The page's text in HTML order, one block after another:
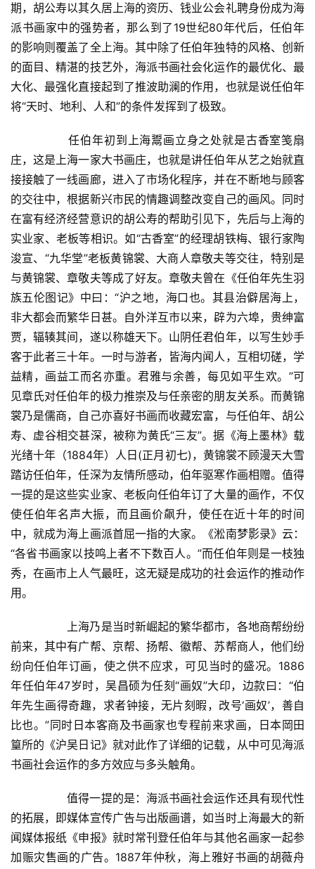
首
页
艺
坛
快
书
法
征
稿
学
术
研
究
法
书
欣
赏
砚
边
夜
话
美
术
图
库
寫
錯
用
錯
的
繁
體
字
例
期，胡公寿以其久居上海的资历、钱业公会礼聘身份成为海
派书画家中的强势者，那么到了19世纪80年代后，任伯年
的影响则覆盖了全上海。其中除了任伯年独特的风格、创新
的面目、精湛的技艺外，海派书画社会化运作的最优化、最
大化、最强化直接起到了推波助澜的作用，也就是说任伯年
将“天时、地利、人和”的条件发挥到了极致。
庄，这是上海一家大书画庄，也就是讲任伯年从艺之始就直
接接触了一线画廊，进入了市场化程序，并在不断地与顾客
的交往中，根据新兴市民的情趣调整改变自己的画风。同时
在富有经济经营意识的胡公寿的帮助引见下，先后与上海的
实业家、老板等相识。如“古香室”的经理胡铁梅、银行家陶
浚宣、“九华堂”老板黄锦裳、大商人章敬夫等交往，特别是
与黄锦裳、章敬夫等成了好友。章敬夫曾在《任伯年先生羽
族五伦图记》中曰：“沪之地，海口也。其县治僻居海上，
非大都会而繁华日甚。自外洋互市以来，辟为六埠，贵绅富
贾，辐辏其间，遂以称雄天下。山阴任君伯年，以写生妙手
客于此者三十年。一时与游者，皆海内闻人，互相切磋，学
益精，画益工而名亦重。君雅与余善，每见如平生欢。”可
见章氏对任伯年的极力推崇及与任亲密的朋友关系。而黄锦
裳乃是儒商，自己亦喜好书画而收藏宏富，与任伯年、胡公
寿、虚谷相交甚深，被称为黄氏“三友”。据《海上墨林》载
光绪十年（1884年）人日(正月初七)，黄锦裳不顾漫天大雪
踏访任伯年，任深为友情所感动，伯年驱寒作画相赠。值得
一提的是这些实业家、老板向任伯年订了大量的画作，不仅
使任伯年名声大振，而且画价飙升，使任在近十年的时间
中，就成为海上画派首屈一指的大家。《淞南梦影录》云：
“各省书画家以技鸣上者不下数百人。”而任伯年则是一枝独
秀，在画市上人气最旺，这无疑是成功的社会运作的推动作
用。
前来，其中有广帮、京帮、扬帮、徽帮、苏帮商人，他们纷
纷向任伯年订画，使之供不应求，可见当时的盛况。1886
年任伯年47岁时，吴昌硕为任刻“画奴”大印，边款曰：“伯
年先生画得奇趣，求者钟接，无片刻暇，改号‘画奴’，善自
比也。”同时日本客商及书画家也专程前来求画，日本岡田
篁所的《沪吴日记》就对此作了详细的记载，从中可见海派
书画社会运作的多方效应与多头触角。
的拓展，即媒体宣传广告与出版画谱，如当时上海最大的新
闻媒体报纸《申报》就时常刊登任伯年与其他名画家一起参
加赈灾售画的广告。1887年仲秋，海上雅好书画的胡薇舟